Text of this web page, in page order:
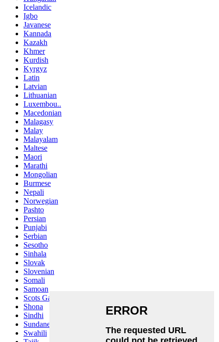
Icelandic
Igbo
Javanese
Kannada
Kazakh
Khmer
Kurdish
Kyrgyz
Latin
Latvian
Lithuanian
Luxembou..
Macedonian
Malagasy
Malay
Malayalam
Maltese
Maori
Marathi
Mongolian
Burmese
Nepali
Norwegian
Pashto
Persian
Punjabi
Serbian
Sesotho
Sinhala
Slovak
Slovenian
Somali
Samoan
Scots Gaelic
Shona
Sindhi
Sundanese
Swahili